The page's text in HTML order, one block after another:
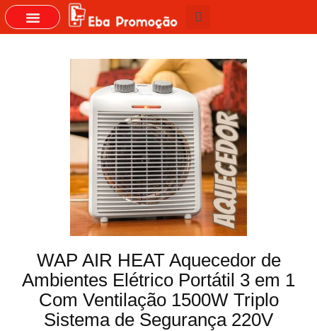
WAP AIR HEAT Aquecedor de
Ambientes Elétrico Portátil 3 em 1
Com Ventilação 1500W Triplo
Sistema de Segurança 220V